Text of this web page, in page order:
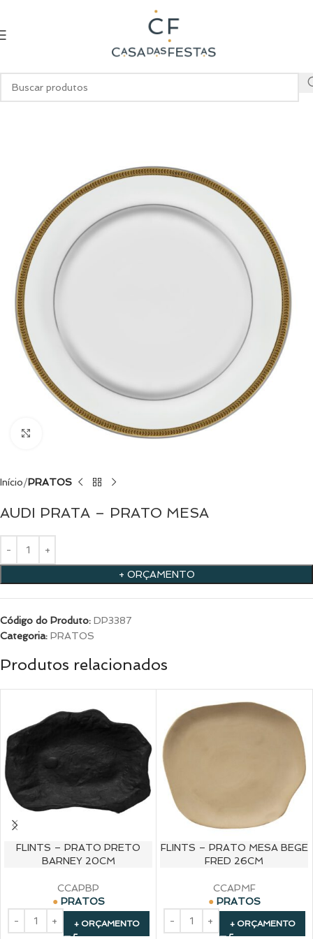
Clique para ampliar
Início PRATOS
AUDI PRATA – PRATO MESA
+ ORÇAMENTO
Código do Produto: DP3387
Categoria: PRATOS
Produtos relacionados
FLINTS – PRATO PRETO
BARNEY 20CM
CCAPBP
PRATOS
+ ORÇAMENTO
FLINTS – PRATO MESA BEGE
FRED 26CM
CCAPMF
PRATOS
+ ORÇAMENTO